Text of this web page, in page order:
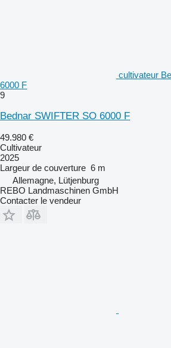
cultivateur
6000 F
9
Bednar SWIFTER SO 6000 F
49.980 €
Cultivateur
2025
Largeur de couverture 6 m
Allemagne, Lütjenburg
REBO Landmaschinen GmbH
Contacter le vendeur